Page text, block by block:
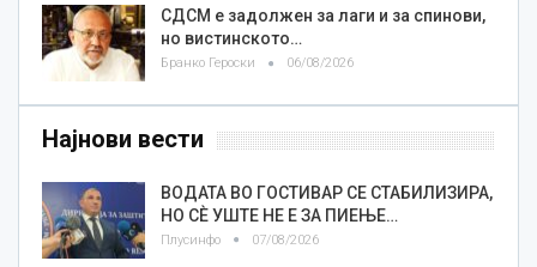
СДСМ е задолжен за лаги и за спинови,
но вистинското…
Бранко Героски 06/08/2026
Најнови вести
ВОДАТА ВО ГОСТИВАР СЕ СТАБИЛИЗИРА,
НО СÈ УШТЕ НЕ Е ЗА ПИЕЊЕ…
Плусинфо 07/08/2026